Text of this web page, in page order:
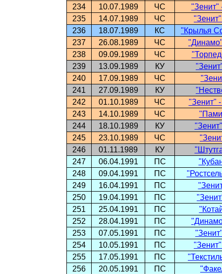
234
10.07.1989 ЧС
"Зенит"
235
14.07.1989 ЧС
236
18.07.1989 КС
"Крылья
237
26.08.1989 ЧС
238
09.09.1989 ЧС
239
13.09.1989 КУ
240
17.09.1989 ЧС
241
27.09.1989 КУ
242
01.10.1989 ЧС
"Зенит"
243
14.10.1989 ЧС
244
18.10.1989 КУ
245
23.10.1989 ЧС
246
01.11.1989 КУ
247
06.04.1991 ПС
248
09.04.1991 ПС
249
16.04.1991 ПС
250
19.04.1991 ПС
251
25.04.1991 ПС
252
28.04.1991 ПС
253
07.05.1991 ПС
254
10.05.1991 ПС
255
17.05.1991 ПС
256
20.05.1991 ПС